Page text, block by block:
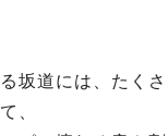
坂道には、たく
、